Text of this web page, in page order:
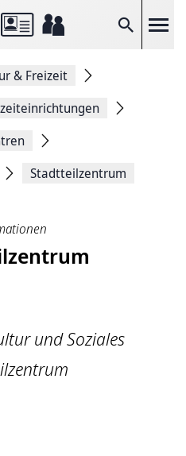
Suche
& Freizeit
Stadtteilzentrum
und Soziales